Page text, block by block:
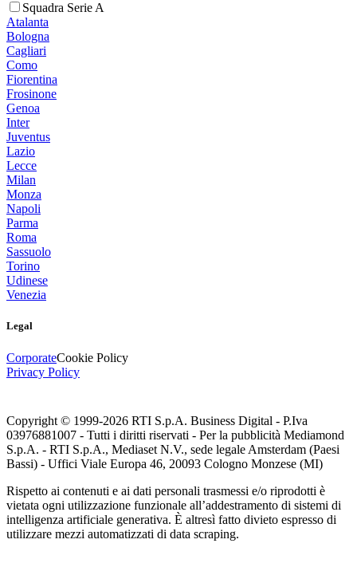
Squadra Serie A
Atalanta
Bologna
Cagliari
Como
Fiorentina
Frosinone
Genoa
Inter
Juventus
Lazio
Lecce
Milan
Monza
Napoli
Parma
Roma
Sassuolo
Torino
Udinese
Venezia
Legal
CorporateCookie Policy
Privacy Policy
Copyright © 1999-2026 RTI S.p.A. Business Digital - P.Iva
03976881007 - Tutti i diritti riservati - Per la pubblicità Mediamond
S.p.A. - RTI S.p.A., Mediaset N.V., sede legale Amsterdam (Paesi
Bassi) - Uffici Viale Europa 46, 20093 Cologno Monzese (MI)
Rispetto ai contenuti e ai dati personali trasmessi e/o riprodotti è
vietata ogni utilizzazione funzionale all’addestramento di sistemi di
intelligenza artificiale generativa. È altresì fatto divieto espresso di
utilizzare mezzi automatizzati di data scraping.